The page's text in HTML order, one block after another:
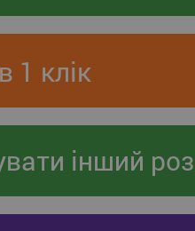
1 клік
інший